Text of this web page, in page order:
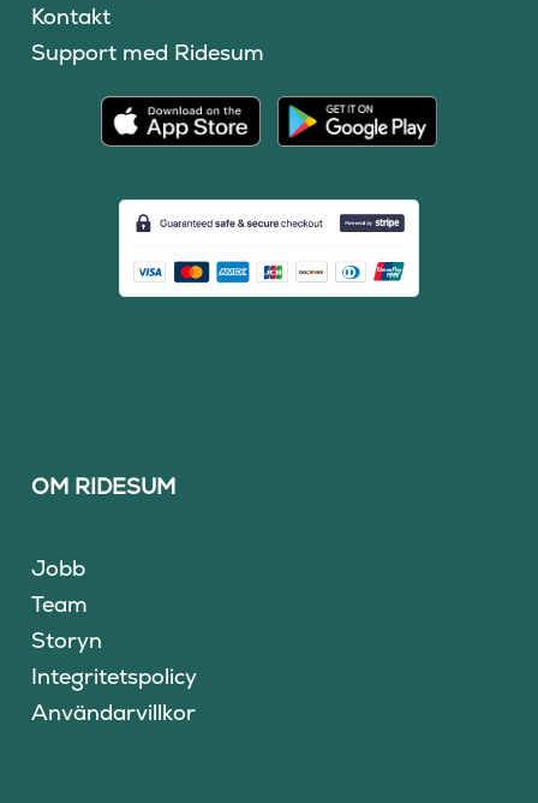
Kontakt
Support med Ridesum
OM RIDESUM
Jobb
Team
Storyn
Integritetspolicy
Användarvillkor